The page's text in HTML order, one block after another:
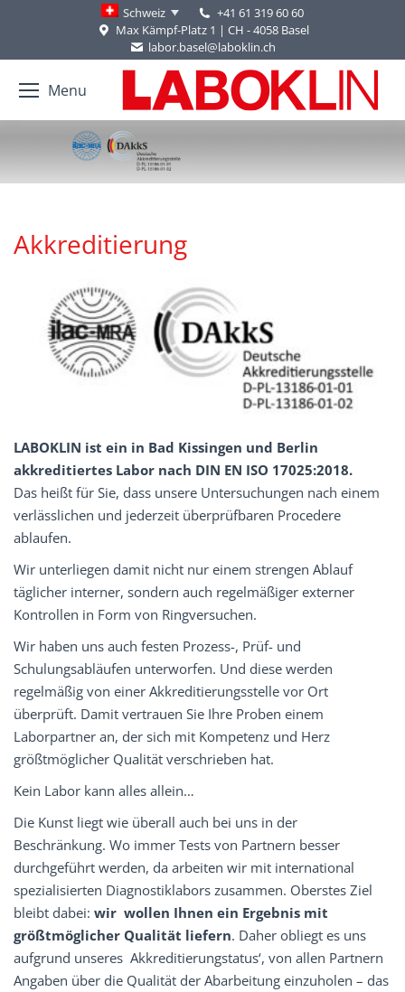
Schweiz
+41 61 319 60 60
Max Kämpf-Platz 1 | CH - 4058 Basel
labor.basel@laboklin.ch
Menu
Akkreditierung
LABOKLIN ist ein in Bad Kissingen und Berlin
akkreditiertes Labor nach DIN EN ISO 17025:2018.
Das heißt für Sie, dass unsere Untersuchungen nach einem
verlässlichen und jederzeit überprüfbaren Procedere
ablaufen.
Wir unterliegen damit nicht nur einem strengen Ablauf
täglicher interner, sondern auch regelmäßiger externer
Kontrollen in Form von Ringversuchen.
Wir haben uns auch festen Prozess-, Prüf- und
Schulungsabläufen unterworfen. Und diese werden
regelmäßig von einer Akkreditierungsstelle vor Ort
überprüft. Damit vertrauen Sie Ihre Proben einem
Laborpartner an, der sich mit Kompetenz und Herz
größtmöglicher Qualität verschrieben hat.
Kein Labor kann alles allein…
Die Kunst liegt wie überall auch bei uns in der
Beschränkung. Wo immer Tests von Partnern besser
durchgeführt werden, da arbeiten wir mit international
spezialisierten Diagnostiklabors zusammen. Oberstes Ziel
bleibt dabei: wir wollen Ihnen ein Ergebnis mit
größtmöglicher Qualität liefern. Daher obliegt es uns
aufgrund unseres Akkreditierungstatus‘, von allen Partnern
Angaben über die Qualität der Abarbeitung einzuholen – das